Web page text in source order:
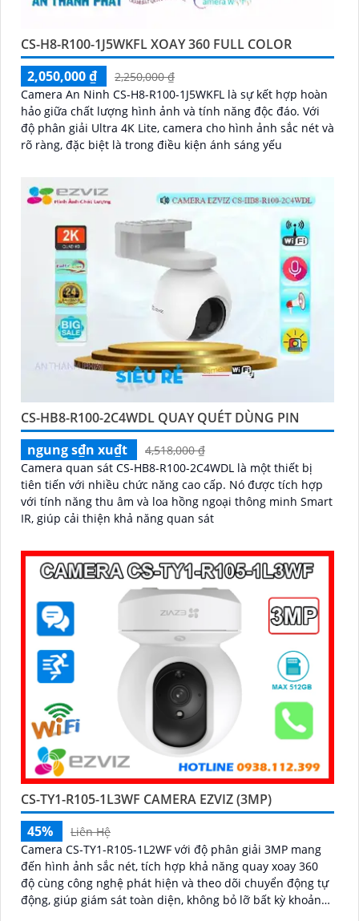
CS-H8-R100-1J5WKFL XOAY 360 FULL COLOR
2,050,000 ₫
2,250,000 ₫
Camera An Ninh CS-H8-R100-1J5WKFL là sự kết hợp hoàn
hảo giữa chất lượng hình ảnh và tính năng độc đáo. Với
độ phân giải Ultra 4K Lite, camera cho hình ảnh sắc nét và
rõ ràng, đặc biệt là trong điều kiện ánh sáng yếu
CS-HB8-R100-2C4WDL QUAY QUÉT DÙNG PIN
ngung s₫n xu₫t
4,518,000 ₫
Camera quan sát CS-HB8-R100-2C4WDL là một thiết bị
tiên tiến với nhiều chức năng cao cấp. Nó được tích hợp
với tính năng thu âm và loa hồng ngoại thông minh Smart
IR, giúp cải thiện khả năng quan sát
CS-TY1-R105-1L3WF CAMERA EZVIZ (3MP)
45%
Liên Hệ
Camera CS-TY1-R105-1L2WF với độ phân giải 3MP mang
đến hình ảnh sắc nét, tích hợp khả năng quay xoay 360
độ cùng công nghệ phát hiện và theo dõi chuyển động tự
động, giúp giám sát toàn diện, không bỏ lỡ bất kỳ khoảnh